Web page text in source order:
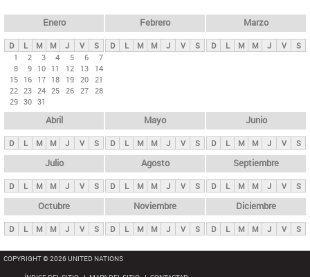
ds
p
n
i
p
a
l
s
Enero
D L M M J V
S
1
2 3 4 5 6
7
8
9 10 11 12 13
14
15 16 17 18 19 20 21
22 23 24 25 26 27 28
29 30 31
Febrero
D L M M J V S
Marzo
D L M M J V S
Abril
D L M M J V S
Mayo
D L M M J V S
Junio
D L M M J V S
Julio
D L M M J V S
Agosto
D L M M J V S
Septiembre
D L M M J V S
Octubre
D L M M J V S
Noviembre
D L M M J V S
Diciembre
D L M M J V S
COPYRIGHT © 2026 UNITED NATIONS